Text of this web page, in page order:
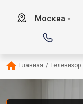
Москва ▼
Главная / Телевизор